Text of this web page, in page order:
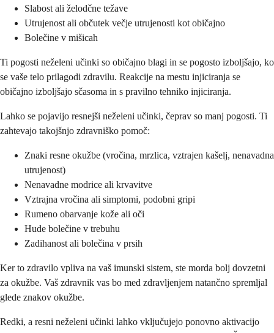
Slabost ali želodčne težave
Utrujenost ali občutek večje utrujenosti kot običajno
Bolečine v mišicah
Ti pogosti neželeni učinki so običajno blagi in se pogosto izboljšajo, ko
se vaše telo prilagodi zdravilu. Reakcije na mestu injiciranja se
običajno izboljšajo sčasoma in s pravilno tehniko injiciranja.
Lahko se pojavijo resnejši neželeni učinki, čeprav so manj pogosti. Ti
zahtevajo takojšnjo zdravniško pomoč:
Znaki resne okužbe (vročina, mrzlica, vztrajen kašelj, nenavadna
utrujenost)
Nenavadne modrice ali krvavitve
Vztrajna vročina ali simptomi, podobni gripi
Rumeno obarvanje kože ali oči
Hude bolečine v trebuhu
Zadihanost ali bolečina v prsih
Ker to zdravilo vpliva na vaš imunski sistem, ste morda bolj dovzetni
za okužbe. Vaš zdravnik vas bo med zdravljenjem natančno spremljal
glede znakov okužbe.
Redki, a resni neželeni učinki lahko vključujejo ponovno aktivacijo